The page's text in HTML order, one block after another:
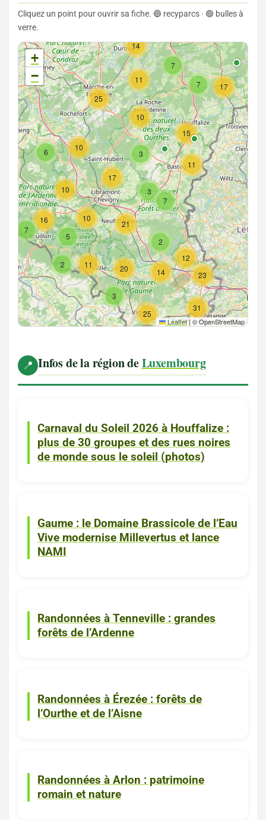
Cliquez un point pour ouvrir sa fiche. 🔵 recyparcs · 🟢 bulles à
verre.
6 10
7
14
7 17
2
12
23
31
7
10
5
16
3
2
25
14
11 20
11
25
10
3
3
10
21
17
7
15
11
+
−
Leaflet|© OpenStreetMap
📍 Infos de la région deLuxembourg
Houffalize Actualité
Carnaval du Soleil 2026 à Houffalize :
plus de 30 groupes et des rues noires
de monde sous le soleil (photos)
Gaume : le Domaine Brassicole de l’Eau
Vive modernise Millevertus et lance
NAMI
Randonnées à Tenneville : grandes
forêts de l’Ardenne
Randonnées à Érezée : forêts de
l’Ourthe et de l’Aisne
Randonnées à Arlon : patrimoine
romain et nature